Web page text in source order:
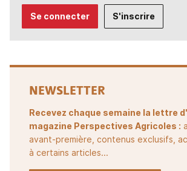
Se connecter S'inscrire
NEWSLETTER
Recevez chaque semaine la lettre
magazine Perspectives Agricoles :
avant-première, contenus exclusifs,
à certains articles...